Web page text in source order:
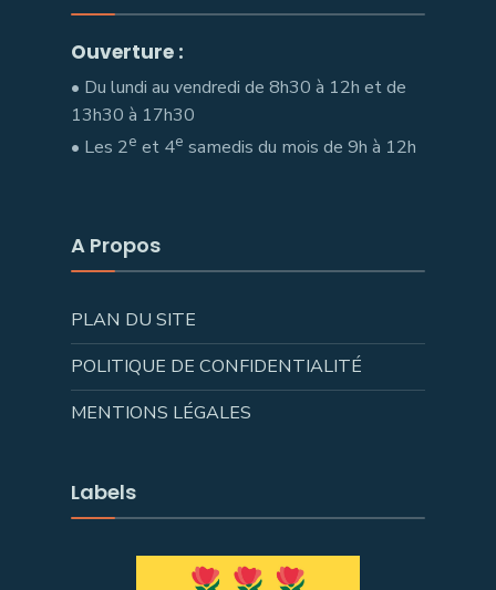
Limousin
Ados| Et toi, quel climat pour demain ? ⤵
13h à 16h, à
Nous voir sur Facebook
Ouverture :
• Du lundi au vendredi de 8h30 à 12h et de
13h30 à 17h30
• Les 2e et 4e samedis du mois de 9h à 12h
A Propos
PLAN DU SITE
POLITIQUE DE CONFIDENTIALITÉ
MENTIONS LÉGALES
Labels